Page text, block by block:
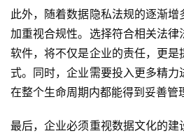
此外，随着数据隐私法规的逐渐
加重视合规性。选择符合相关法
软件，将不仅是企业的责任，更是
式。同时，企业需要投入更多精
在整个生命周期内都能得到妥善管
最后，企业必须重视数据文化的